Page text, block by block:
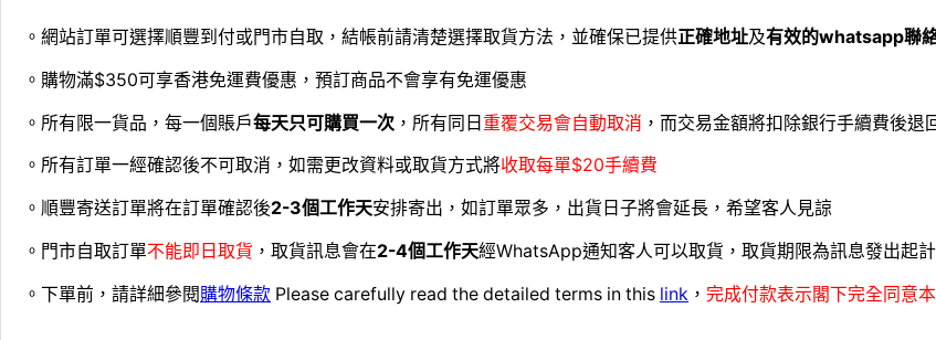
。網站訂單可選擇順豐到付或門市自取，結帳前請清楚選擇取貨方法，並確保已提供正確地址及有效的whatsapp聯
。購物滿$350可享香港免運費優惠，預訂商品不會享有免運優惠
。所有限一貨品，每一個賬戶每天只可購買一次 ，所有同日 重覆交易會自動取消 ，而交易金額將扣除銀行手續費後退
。所有訂單一經確認後不可取消，如需更改資料或取貨方式將收取每單$20手續費
。順豐寄送訂單將在訂單確認後2-3個工作天安排寄出，如訂單眾多，出貨日子將會延長，希望客人見諒
。門市自取訂單不能即日取貨 ，取貨訊息會在2-4個工作天經WhatsApp通知客人可以取貨，取貨期限為訊息發出起
。下單前，請詳細參閱購物條款 Please carefully read the detailed terms in this link ， 完成付款表示閣下完全同意